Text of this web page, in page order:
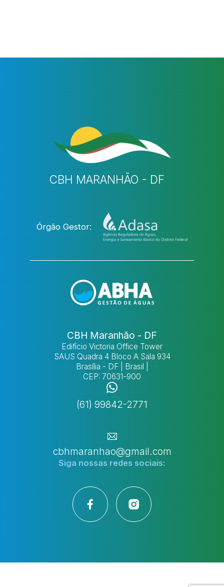
CBH MARANHÃO - DF
Órgão Gestor:
CBH Maranhão - DF
Edifício Victoria Office Tower
SAUS Quadra 4 Bloco A Sala 934
Brasília - DF | Brasil |
CEP: 70631-900
(61) 99842-2771
cbhmaranhao@gmail.com
Siga nossas redes sociais: